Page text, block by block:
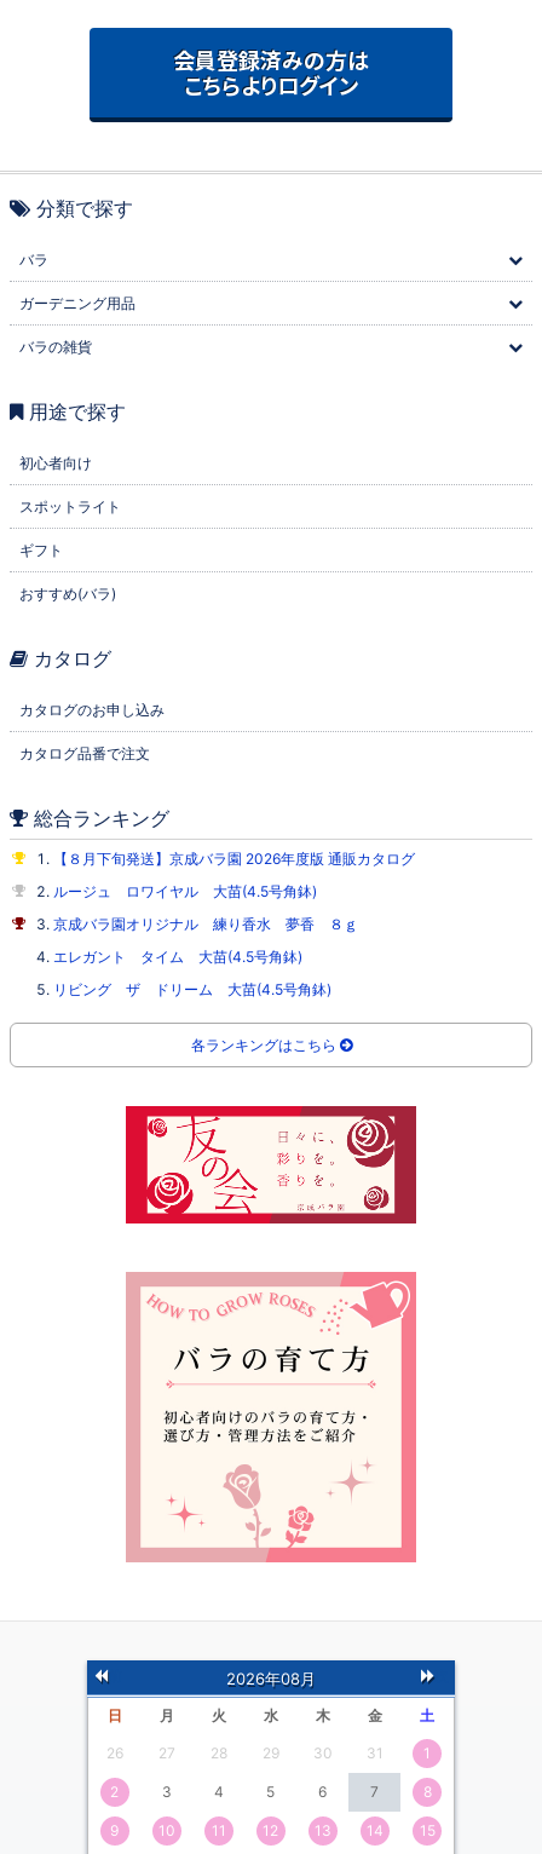
会員登録済みの方は
こちらよりログイン
分類で探す
バラ
ガーデニング用品
バラの雑貨
用途で探す
初心者向け
スポットライト
ギフト
おすすめ(バラ)
カタログ
カタログのお申し込み
カタログ品番で注文
総合ランキング
【８月下旬発送】京成バラ園 2026年度版 通販カタログ
ルージュ ロワイヤル 大苗(4.5号角鉢)
京成バラ園オリジナル 練り香水 夢香 ８ｇ
エレガント タイム 大苗(4.5号角鉢)
リビング ザ ドリーム 大苗(4.5号角鉢)
各ランキングはこちら
前
の月
次
の月
2026年08月
日 月 火 水 木 金 土
26 27 28 29 30 31 1
2 3 4 5 6 7 8
9 10 11 12 13 14 15